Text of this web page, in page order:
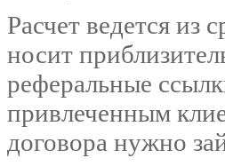
Расчет ведется из
носит
реферальные
привлеченным
договора нужно